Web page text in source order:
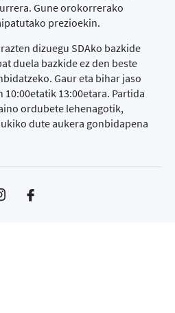
Gune orokorrerako
prezioekin.
dizuegu SDAko bazkide
duela bazkide ez den beste
Gaur eta bihar jaso
13:00etara. Partida
ordubete lehenagotik,
dute aukera gonbidapena